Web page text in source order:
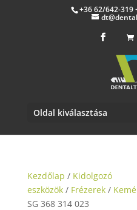
+36 62/642-319
Oldal kiválasztása
Kezdőlap / Kidolgozó
eszközök/ Frézerek/
SG 368 314 023